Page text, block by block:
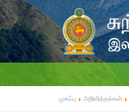
முகப்பு அறிவித்தல்கள்